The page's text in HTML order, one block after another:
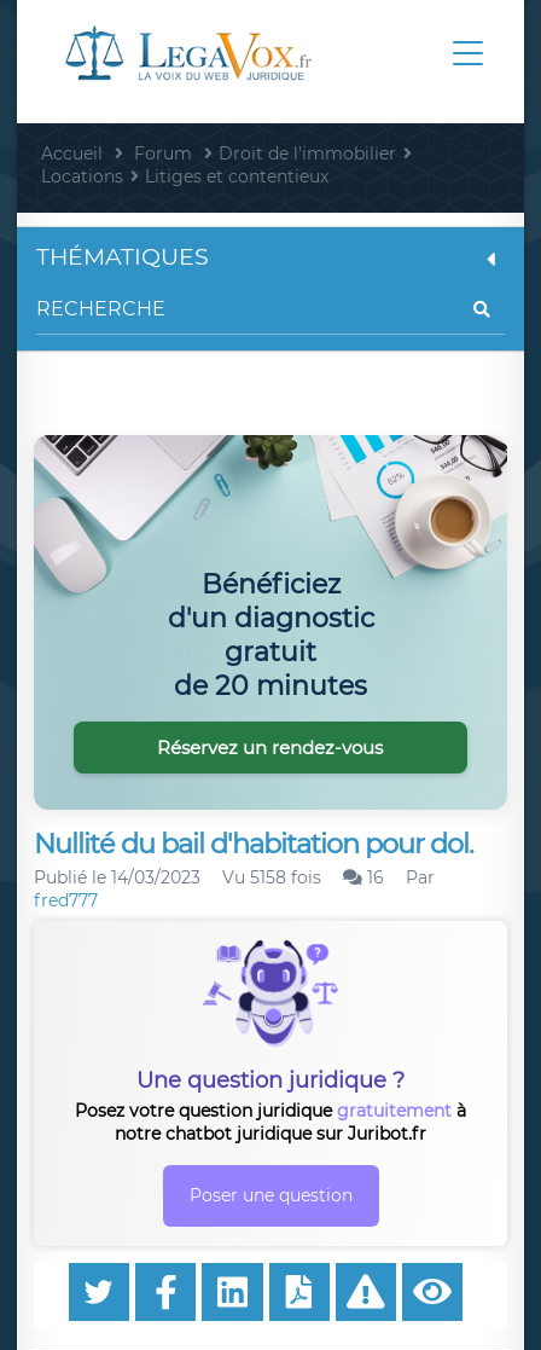
Accueil Forum
Droit de l'immobilier
Locations
Litiges et contentieux
Nullité du bail d'habitation pour dol.
Publié le 14/03/2023 Vu 5158 fois 16
Par
fred777
Une question juridique ?
Posez votre question juridiquegratuitement à
notre chatbot juridique sur Juribot.fr
Poser une question
THÉMATIQUES
Bénéficiez
d'un diagnostic
gratuit
de 20 minutes
Réservez un rendez-vous